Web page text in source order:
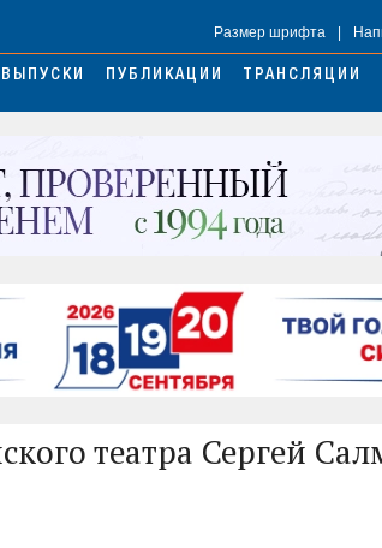
Размер шрифта
ВЫПУСКИ ПУБЛИКАЦИИ ТРАНСЛЯЦИИ
театра Сергей